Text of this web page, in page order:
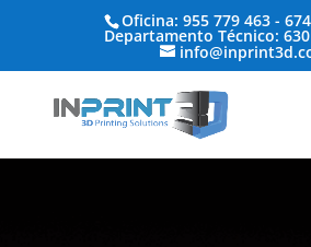
Oficina: 955 779 463 -
Departamento Técnico: